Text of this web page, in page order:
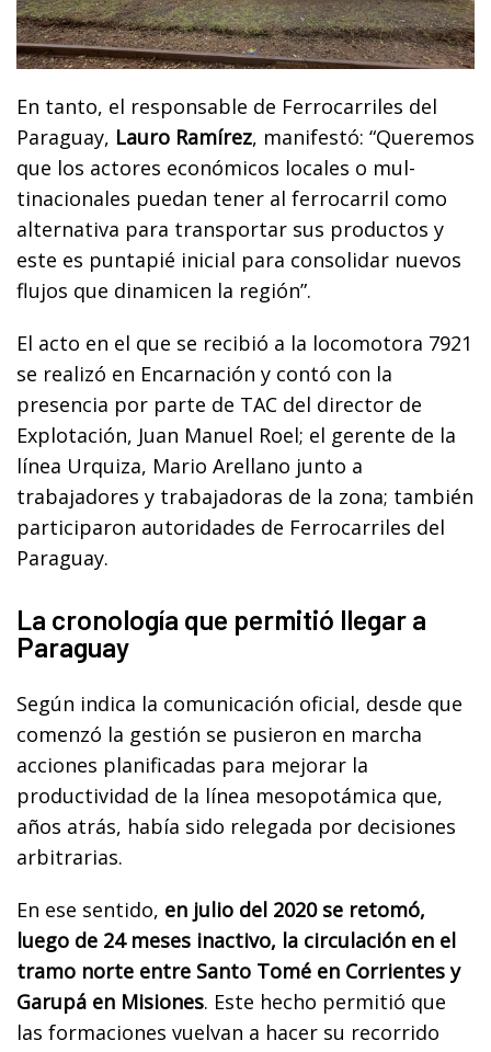
En tanto, el responsable de Ferrocarriles del
Paraguay, Lauro Ramírez, manifestó: “Queremos
que los actores económicos locales o mul­
tinacionales puedan tener al ferrocarril como
alternativa para transpor­tar sus productos y
este es puntapié inicial para consolidar nuevos
flujos que dinamicen la región”.
El acto en el que se recibió a la locomotora 7921
se realizó en Encarnación y contó con la
presencia por parte de TAC del director de
Explotación, Juan Manuel Roel; el gerente de la
línea Urquiza, Mario Arellano junto a
trabajadores y trabajadoras de la zona; también
participaron autoridades de Ferrocarriles del
Paraguay.
La cronología que permitió llegar a
Paraguay
Según indica la comunicación oficial, desde que
comenzó la gestión se pusieron en marcha
acciones planificadas para mejorar la
productividad de la línea mesopotámica que,
años atrás, había sido relegada por decisiones
arbitrarias.
En ese sentido, en julio del 2020 se retomó,
luego de 24 meses inactivo, la circulación en el
tramo norte entre Santo Tomé en Corrientes y
Garupá en Misiones. Este hecho permitió que
las formaciones vuelvan a hacer su recorrido